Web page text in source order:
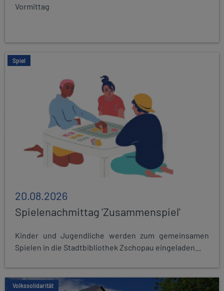
Vormittag
Spiel
20.08.2026
Spielenachmittag 'Zusammenspiel'
Kinder und Jugendliche werden zum gemeinsamen
Spielen in die Stadtbibliothek Zschopau eingeladen...
Volkssolidarität